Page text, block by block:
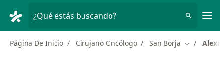
¿Qué estás buscando?
Página De Inicio Cirujano Oncólogo San Borja Cambiar